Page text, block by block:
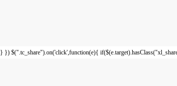
} }) $(".tc_share").on('click',function(e){